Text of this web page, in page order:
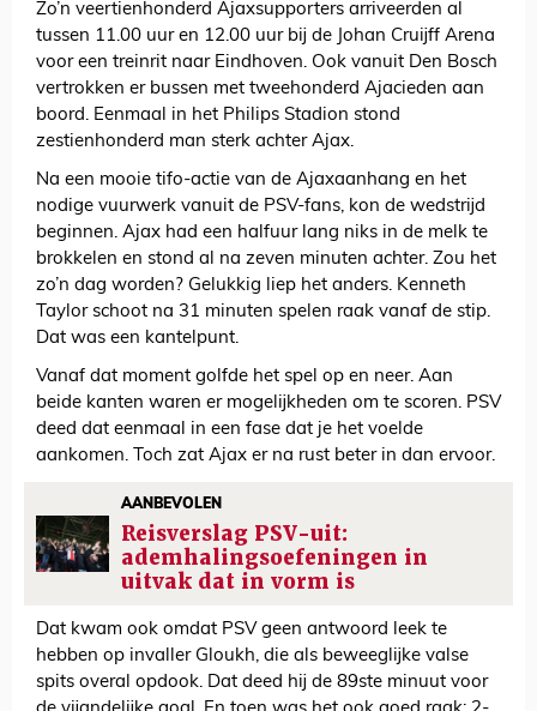
Zo’n veertienhonderd Ajaxsupporters arriveerden al
tussen 11.00 uur en 12.00 uur bij de Johan Cruijff Arena
voor een treinrit naar Eindhoven. Ook vanuit Den Bosch
vertrokken er bussen met tweehonderd Ajacieden aan
boord. Eenmaal in het Philips Stadion stond
zestienhonderd man sterk achter Ajax.
Na een mooie tifo-actie van de Ajaxaanhang en het
nodige vuurwerk vanuit de PSV-fans, kon de wedstrijd
beginnen. Ajax had een halfuur lang niks in de melk te
brokkelen en stond al na zeven minuten achter. Zou het
zo’n dag worden? Gelukkig liep het anders. Kenneth
Taylor schoot na 31 minuten spelen raak vanaf de stip.
Dat was een kantelpunt.
Vanaf dat moment golfde het spel op en neer. Aan
beide kanten waren er mogelijkheden om te scoren. PSV
deed dat eenmaal in een fase dat je het voelde
aankomen. Toch zat Ajax er na rust beter in dan ervoor.
AANBEVOLEN
Reisverslag PSV-uit:
ademhalingsoefeningen in
uitvak dat in vorm is
Dat kwam ook omdat PSV geen antwoord leek te
hebben op invaller Gloukh, die als beweeglijke valse
spits overal opdook. Dat deed hij de 89ste minuut voor